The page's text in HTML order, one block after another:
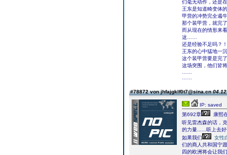
们毫无动作，还是
王东是知道畸变体
甲营的冲势完全遏
那个装甲营，就完
而从现在的情形来
这……
还是经验不足吗？！
王东的心中猛地一
这个装甲营要是完
这场突围，他们皆
#78872 von jhfajgklf0t7@sina.cn
IP: saved
第692章
康熙
听见雷杰森的话，
的力量......听上去
如果我们
女性
们的商人共和国宁
四的欧洲将会让我